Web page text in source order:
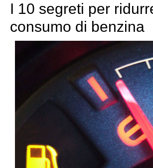
I 10 segreti per
consumo di benzina